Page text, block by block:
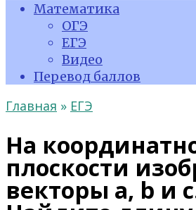
Математика
ОГЭ
ЕГЭ
Видео
Перевод баллов
Главная » ЕГЭ
На
плоскости
векторы a, b и